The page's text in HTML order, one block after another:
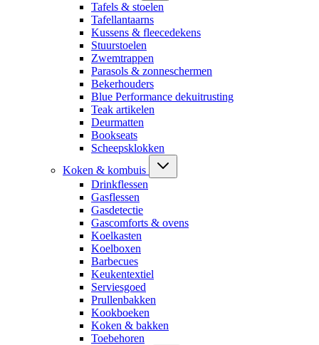
Tafels & stoelen
Tafellantaarns
Kussens & fleecedekens
Stuurstoelen
Zwemtrappen
Parasols & zonneschermen
Bekerhouders
Blue Performance dekuitrusting
Teak artikelen
Deurmatten
Bookseats
Scheepsklokken
Koken & kombuis
Drinkflessen
Gasflessen
Gasdetectie
Gascomforts & ovens
Koelkasten
Koelboxen
Barbecues
Keukentextiel
Serviesgoed
Prullenbakken
Kookboeken
Koken & bakken
Toebehoren